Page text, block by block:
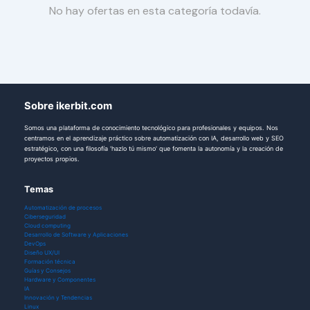
No hay ofertas en esta categoría todavía.
Sobre ikerbit.com
Somos una plataforma de conocimiento tecnológico para profesionales y equipos. Nos
centramos en el aprendizaje práctico sobre automatización con IA, desarrollo web y SEO
estratégico, con una filosofía 'hazlo tú mismo' que fomenta la autonomía y la creación de
proyectos propios.
Temas
Automatización de procesos
Ciberseguridad
Cloud computing
Desarrollo de Software y Aplicaciones
DevOps
Diseño UX/UI
Formación técnica
Guías y Consejos
Hardware y Componentes
IA
Innovación y Tendencias
Linux